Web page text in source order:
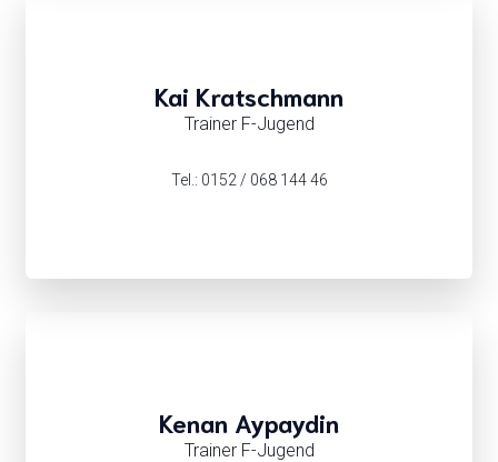
Kai Kratschmann
Trainer F-Jugend
Tel.: 0152 / 068 144 46
Kenan Aypaydin
Trainer F-Jugend